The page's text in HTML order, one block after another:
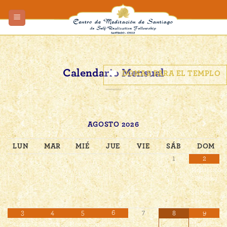
to
Calendario Mensual
AGOSTO 2026
LUN MAR MIÉ JUE VIE SÁB
DOM
1
2
Meditación
Silenciosa
Servicio
Lectura
3
Servicio
4
Servicio
5
Meditación
6
Servicio
7 8 9
Meditación
DONAR PARA EL TEMPLO